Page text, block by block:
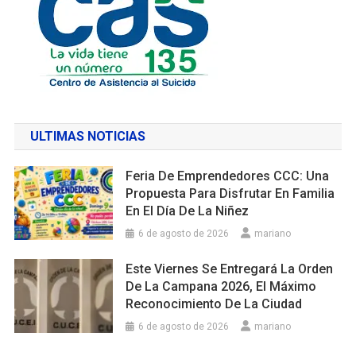
ULTIMAS NOTICIAS
Feria De Emprendedores CCC: Una
Propuesta Para Disfrutar En Familia
En El Día De La Niñez
6 de agosto de 2026 mariano
Este Viernes Se Entregará La Orden
De La Campana 2026, El Máximo
Reconocimiento De La Ciudad
6 de agosto de 2026 mariano